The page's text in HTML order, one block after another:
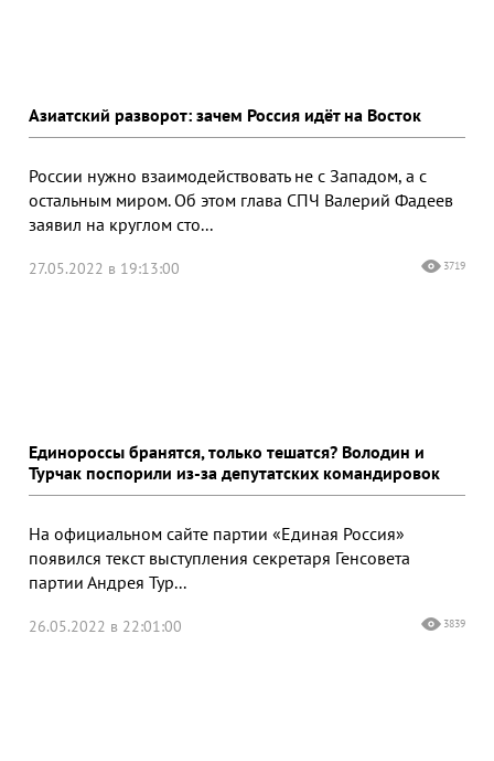
Азиатский разворот: зачем Россия идёт на Восток
России нужно взаимодействовать не с Западом, а с
остальным миром. Об этом глава СПЧ Валерий Фадеев
заявил на круглом сто...
27.05.2022 в 19:13:00 3719
Единороссы бранятся, только тешатся? Володин и
Турчак поспорили из-за депутатских командировок
На официальном сайте партии «Единая Россия»
появился текст выступления секретаря Генсовета
партии Андрея Тур...
26.05.2022 в 22:01:00 3839